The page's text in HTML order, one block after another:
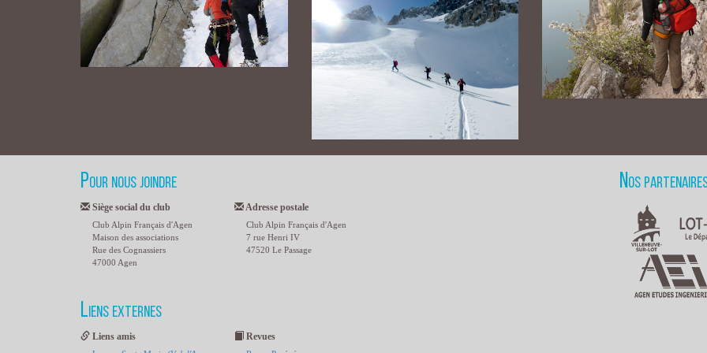
Pour nous joindre
Siège social du club
Club Alpin Français d'Agen
Maison des associations
Rue des Cognassiers
47000 Agen
Adresse postale
Club Alpin Français d'Agen
7 rue Henri IV
47520 Le Passage
Liens externes
Liens amis Revues
Nos